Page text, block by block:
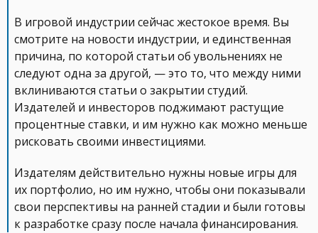
В игровой индустрии сейчас жестокое время. Вы
смотрите на новости индустрии, и единственная
причина, по которой статьи об увольнениях не
следуют одна за другой, — это то, что между ними
вклиниваются статьи о закрытии студий.
Издателей и инвесторов поджимают растущие
процентные ставки, и им нужно как можно меньше
рисковать своими инвестициями.
Издателям действительно нужны новые игры для
их портфолио, но им нужно, чтобы они показывали
свои перспективы на ранней стадии и были готовы
к разработке сразу после начала финансирования.